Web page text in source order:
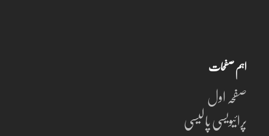
اہم صفحات
صفحہ اول
پرائیویسی پالیسی